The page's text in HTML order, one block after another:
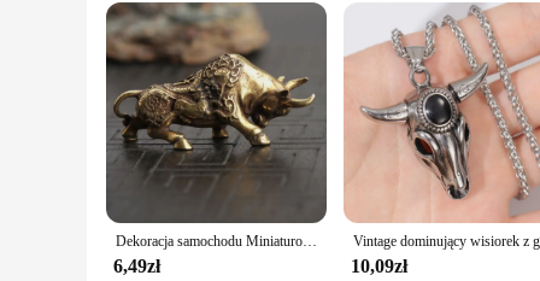
Dekoracja samochodu Miniaturowe ozdoby Retro Mosiężna rzeźba byka Biurko Bogata krowa Kreatywne małe prezenty
6,49zł 10,09zł